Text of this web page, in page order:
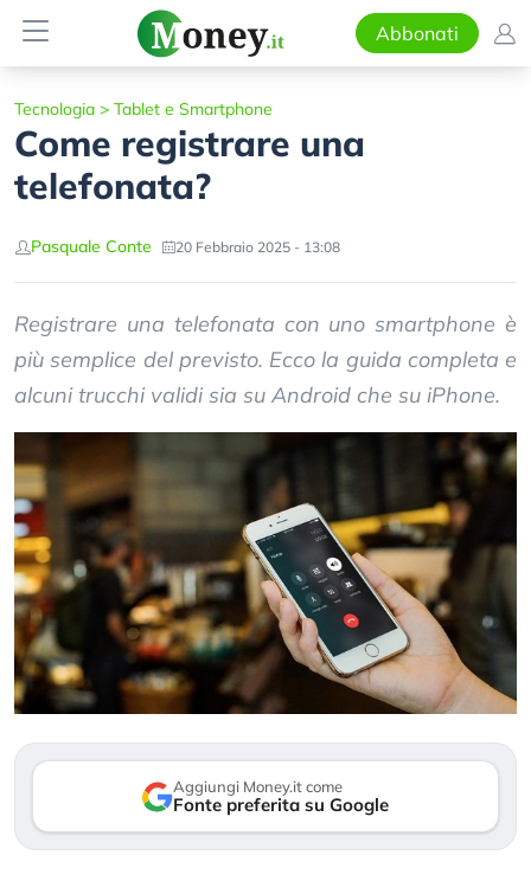
Abbonati
Tecnologia > Tablet e Smartphone
Come registrare una
telefonata?
Pasquale Conte 20 Febbraio 2025 - 13:08
Registrare una telefonata con uno smartphone è
più semplice del previsto. Ecco la guida completa e
alcuni trucchi validi sia su Android che su iPhone.
Aggiungi Money.it come
Fonte preferita su Google